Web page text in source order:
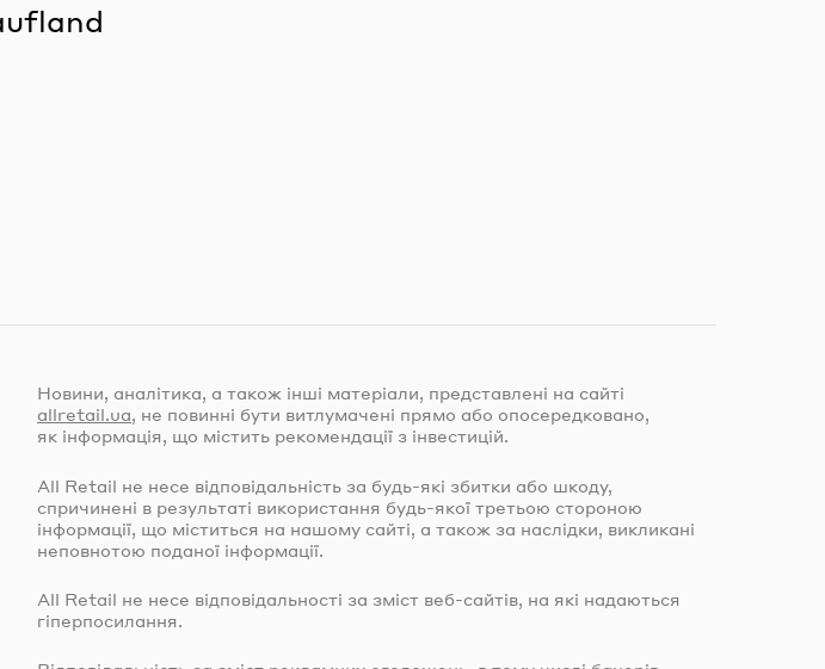
Новини, аналітика, а також інші матеріали, представлені на сайті
allretail.ua, не повинні бути витлумачені прямо або опосередковано,
як інформація, що містить рекомендації з інвестицій.
All Retail не несе відповідальність за будь-які збитки або шкоду,
спричинені в результаті використання будь-якої третьою стороною
інформації, що міститься на нашому сайті, а також за наслідки, викликані
неповнотою поданої інформації.
All Retail не несе відповідальності за зміст веб-сайтів, на які надаються
гіперпосилання.